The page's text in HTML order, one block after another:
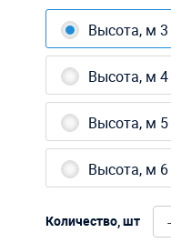
Высота, м 3
Высота, м 4
Высота, м 5
Высота, м 6
Количество, шт -